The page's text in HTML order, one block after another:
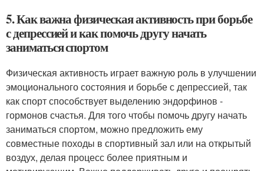
5. Как важна физическая активность при борьбе
с депрессией и как помочь другу начать
заниматься спортом
Физическая активность играет важную роль в улучшении
эмоционального состояния и борьбе с депрессией, так
как спорт способствует выделению эндорфинов -
гормонов счастья. Для того чтобы помочь другу начать
заниматься спортом, можно предложить ему
совместные походы в спортивный зал или на открытый
воздух, делая процесс более приятным и